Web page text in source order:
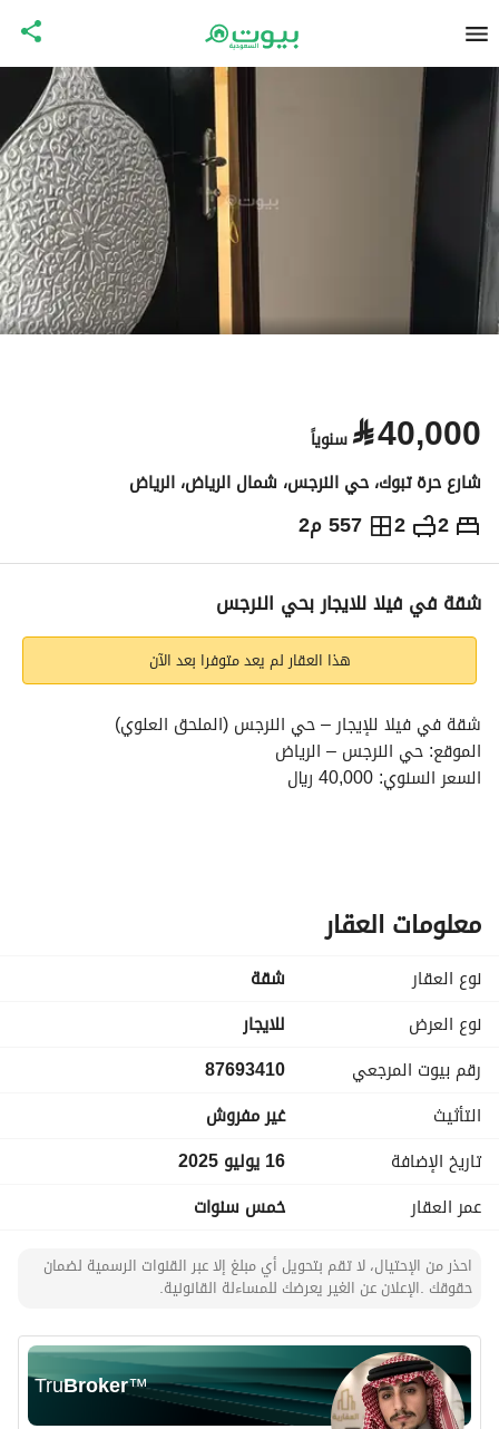
⃁40,000 سنوياً
شارع حرة تبوك، حي النرجس، شمال الرياض، الرياض
2
2 557 م2 ⃁
40,000سنوياً
الإعلان الاماكن القريبة
شقة في فيلا للايجار بحي النرجس
هذا العقار لم يعد متوفرا بعد الآن
شقة في فيلا للإيجار – حي النرجس (الملحق العلوي)
الموقع: حي النرجس – الرياض
السعر السنوي: 40,000 ريال
•	 صالة
•	مطبخ
•	مستودع
•	 دورتين مياه
• ( سيتم تجديد البوية )
مميزات إضافية:
•	عداد كهرباء خاص
•	مطبخ راكب
•	مدخلان مستقلان لخصوصية أكثر
• سطح
عبدالرحمن : 0538488995
شركة صروح السعودية : 920033105
معلومات العقار
نوع العقار
شقة
نوع العرض
للايجار
رقم بيوت المرجعي
87693410
التأثيث
غير مفروش
تاريخ الإضافة
16 يوليو 2025
عمر العقار
خمس سنوات
احذر من الإحتيال، لا تقم بتحويل أي مبلغ إلا عبر القنوات الرسمية لضمان
حقوقك .الإعلان عن الغير يعرضك للمساءلة القانونية.
TruBroker™